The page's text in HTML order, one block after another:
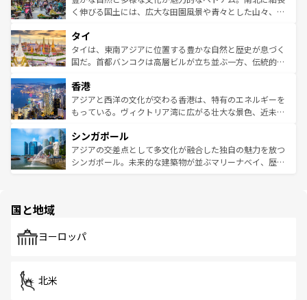
照してほしい。
まで、さまざまな韓国料理が待っている。夜には、韓国な
リティに包まれながら、韓国の多彩な魅力を心ゆくまで味
わってみてほしい。 なお、新着の韓国情報はコンテンツ一
覧を参照してほしい。
く伸びる国土には、広大な田園風景や青々とした山々、世
急速な発展と共に伝統が息づく。ハノイの古い町並みやホ
ーチミン市のフランス統治時代の建物も、独特の雰囲気を
醸し出している。また、バラエティの豊かさとおいしさで
とつ。フォーやバインミー、ベトナムコーヒーなどは、ぜ
ひ現地で味わいたい。どの地域を訪れてもあたたかい人々
が旅行者を迎えてくれるので、きっと忘れられない旅にな
参照してほしい。
タイ
タイは、東南アジアに位置する豊かな自然と歴史が息づく
国だ。首都バンコクは高層ビルが立ち並ぶ一方、伝統的な
の活気が交差している。北部ではチェンマイなどの山岳地
帯で自然と触れ合い、南部ではプーケットやクラビの美し
いビーチでリゾート気分を楽しむことができる。タイ料理
激する。気候は一年中温暖で、どの季節にも異なる楽しみ
が待っている。親しみやすいタイの人々、仏教を中心とし
た文化、そして多様な観光資源が、訪れる旅人を魅了し続
香港
アジアと西洋の文化が交わる香港は、特有のエネルギーを
もっている。ヴィクトリア湾に広がる壮大な景色、近未来
み、どこを訪れても感動するはず。観光スポットが密集し
ており、効率よく見どころを回れるのも魅力。息をのむよ
うな絶景から文化的な体験まで、香港を存分に楽しみ尽く
シンガポール
アジアの交差点として多文化が融合した独自の魅力を放つ
シンガポール。未来的な建築物が並ぶマリーナベイ、歴史
で、ホーカーズは地元の風情を楽しめる外せないスポット
国と地域
ヨーロッパ
北米